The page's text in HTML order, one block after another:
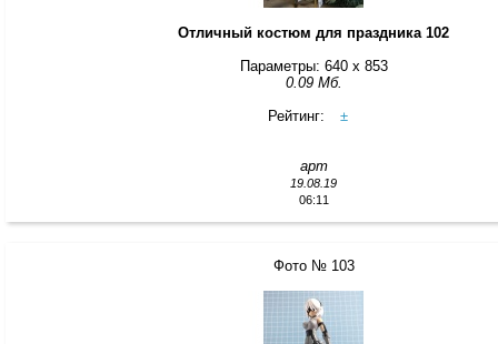
Отличный костюм для праздника 102
Параметры: 640 x 853
0.09 Мб.
Рейтинг:
±
арт
19.08.19
06:11
Фото № 103